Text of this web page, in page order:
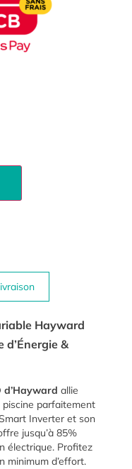
Hayward
d’Énergie &
d’Hayward allie
parfaitement
Inverter et son
jusqu’à 85%
électrique. Profitez
minimum d’effort.